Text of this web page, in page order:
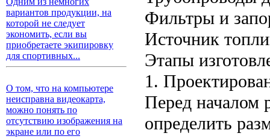
вариантов продукции, на
которой не следует
экономить, если вы
приобретаете экипировку
для спортивных...
О том, что на компьютере
неисправна видеокарта,
можно понять по
отсутствию изображения на
экране или по его
Фильтры и
Источник
Этапы
1.
Перед началом
определить